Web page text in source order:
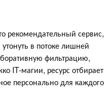
рекомендательный сервис,
в потоке лишней
фильтрацию,
IT-магии, ресурс отбирает
персонально для каждого